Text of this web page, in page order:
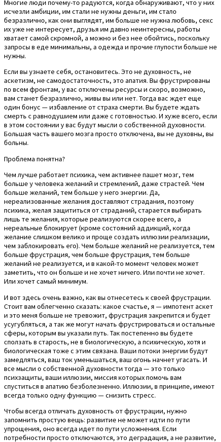
Многие люди почему-то радуются, когда обнаруживают, что у них
исчезли амбиции, им стали не нужны деньги, им стало
безразлично, как они выглядят, им больше не нужна любовь, секс
их уже не интересует, друзья им давно неинтересны, работы
хватает самой скромной, а можно и без нее обойтись, поскольку
запросы в еде минимальны, а одежда и прочие глупости больше не
нужны.
Если вы узнаете себя, остановитесь. Это не духовность, не
аскетизм, не самодостаточность, это апатия. Вы фрустрированы
по всем фронтам, у вас отключены ресурсы и скоро, возможно,
вам станет безразлично, живы вы или нет. Тогда вас ждет еще
один бонус — избавление от страха смерти. Вы будете ждать
смерть с равнодушием или даже с готовностью. И хуже всего, если
в этом состоянии у вас будут мысли о собственной духовности.
Большая часть вашего мозга просто отключена, вы не духовны, вы
больны.
Проблема понятна?
Чем лучше работает психика, чем активнее пашет мозг, тем
больше у человека желаний и стремлений, даже страстей. Чем
больше желаний, тем больше у него энергии. Да,
нереализованные желания доставляют страдания, поэтому
психика, желая защититься от страданий, старается выбирать
лишь те желания, которые реализуются скорее всего, а
нереальные блокирует (кроме состояний аддикций, когда
желание слишком велико и проще создать иллюзии реализации,
чем заблокировать его). Чем больше желаний не реализуется, тем
больше фрустрация, чем больше фрустрация, тем больше
желаний не реализуется, и в какой-то момент человек может
заметить, что он больше и не хочет ничего. Или почти не хочет.
Или хочет самый минимум.
И вот здесь очень важно, как вы отнесетесь к своей фрустрации.
Стоит вам облегченно сказать: какое счастье, я — импотент аскет
и это меня больше не тревожит, фрустрация закрепится и будет
усугубляться, а так же могут начать фрустрироваться и остальные
сферы, которым вы указали путь. Так постепенно вы будете
сползать в старость, не в биологическую, а психическую, хотя и
биологическая тоже с этим связана. Ваши потоки энергии будут
замедляться, ваш ток уменьшаться, ваш огонь начнет угасать. И
все мысли о собственной духовности тогда — это только
психзащиты, ваши иллюзии, миссия которых помочь вам
спуститься в апатию безболезненно. Иллюзии, в принципе, имеют
всегда только одну функцию — снизить стресс.
Чтобы всегда отличать духовность от фрустрации, нужно
запомнить простую вещь: развитие не может идти по пути
упрощения, оно всегда идет по пути усложнения. Если
потребности просто отключаются, это деградация, а не развитие,